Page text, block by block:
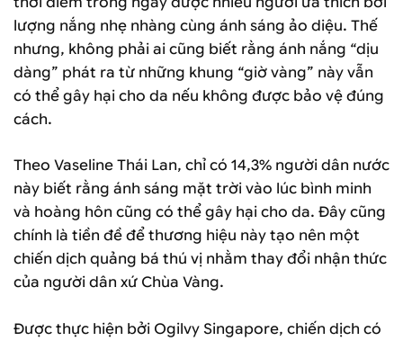
lượng nắng nhẹ nhàng cùng ánh sáng ảo diệu. Thế
nhưng, không phải ai cũng biết rằng ánh nắng “dịu
dàng” phát ra từ những khung “giờ vàng” này vẫn
có thể gây hại cho da nếu không được bảo vệ đúng
cách.
Theo Vaseline Thái Lan, chỉ có 14,3% người dân nước
này biết rằng ánh sáng mặt trời vào lúc bình minh
và hoàng hôn cũng có thể gây hại cho da. Đây cũng
chính là tiền đề để thương hiệu này tạo nên một
chiến dịch quảng bá thú vị nhằm thay đổi nhận thức
của người dân xứ Chùa Vàng.
Được thực hiện bởi Ogilvy Singapore, chiến dịch có